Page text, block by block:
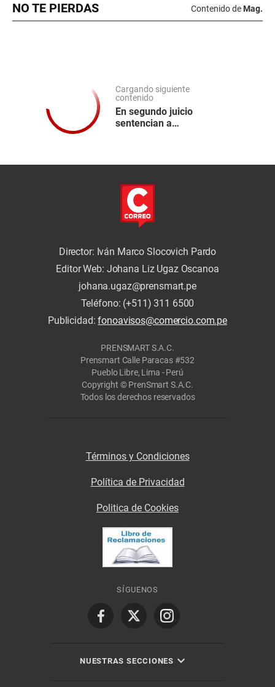
NO TE PIERDAS Contenido de Mag.
Cargando siguiente
contenido
En segundo juicio
sentencian a
Director: Iván Marco Slocovich Pardo
Editor Web: Johana Liz Ugaz Oscanoa
johana.ugaz@prensmart.pe
Teléfono: (+511) 311 6500
Publicidad:fonoavisos@comercio.com.pe
PRENSMART S.A.C.
Prensmart Calle Paracas #532
Pueblo Libre, Lima - Perú
Copyright © PrenSmart S.A.C.
Todos los derechos reservados
Términos y Condiciones
Política de Privacidad
Politica de Cookies
SÍGUENOS
NUESTRAS SECCIONES